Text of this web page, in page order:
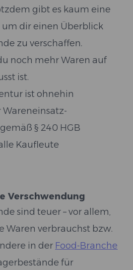
gibt es kaum eine
um dir einen Überblick
zu verschaffen.
noch mehr Waren auf
ist.
ist ohnehin
§ 240 HGB
Kaufleute
Verschwendung
sind teuer – vor allem,
Waren verbrauchst bzw.
in der Food-Branche
für